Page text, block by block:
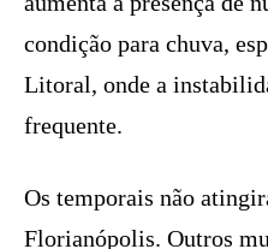
condição para chuva,
Litoral, onde a
frequente.
Os temporais não
Florianópolis. Outros